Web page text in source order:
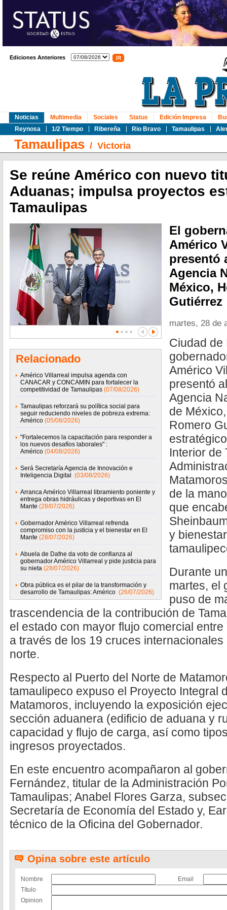
Ediciones Anteriores
Noticias
Reynosa
1/2 Tiempo Ribereña Rio Bravo Tamaulipas
Multimedia Sociales Status Edición Impresa
Tamaulipas / Victoria
Se reúne Américo con nuevo
Aduanas; impulsa proyectos
Tamaulipas
Relacionado
Américo Villarreal impulsa agenda con
CANACAR y CONCAMIN para fortalecer la
competitividad de Tamaulipas (07/08/2026)
Tamaulipas reforzará su política social para
seguir reduciendo niveles de pobreza extrema:
Américo (05/08/2026)
"Fortalecemos la capacitación para responder a
los nuevos desafíos laborales" :
Américo (04/08/2026)
Será Secretaría Agencia de Innovación e
Inteligencia Digital
(03/08/2026)
Arranca Américo Villarreal libramiento poniente y
entrega obras hidráulicas y deportivas en El
Mante (28/07/2026)
Gobernador Américo Villarreal refrenda
compromiso con la justicia y el bienestar en El
Mante (28/07/2026)
Abuela de Dafne da voto de confianza al
gobernador Américo Villarreal y pide justicia para
su nieta (28/07/2026)
Obra pública es el pilar de la transformación y
desarrollo de Tamaulipas: Américo (26/07/2026)
El
Américo
presentó
Agencia
México,
Gutiérrez
martes, 28 de
Ciudad de
Américo
presentó
Agencia
de
Romero
Interior de
de la
que
y
Durante
martes, el
puso de
trascendencia de la contribución de
el estado con mayor flujo comercial
a través de los 19 cruces
norte.
Respecto al Puerto del Norte de
tamaulipeco expuso el Proyecto Integral
Matamoros, incluyendo la exposición
sección aduanera (edificio de aduana y
capacidad y flujo de carga, así como
ingresos proyectados.
En este encuentro acompañaron al
Fernández, titular de la Administración
Tamaulipas; Anabel Flores Garza,
Secretaría de Economía del Estado y,
técnico de la Oficina del Gobernador.
Opina sobre este artículo
Nombre
Email
Título
Opinion